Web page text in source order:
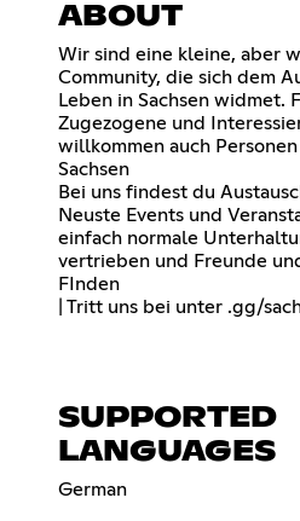
ABOUT
Wir sind eine kleine, aber
Community, die sich dem
Leben in Sachsen widmet.
Zugezogene und
willkommen auch
Sachsen
Bei uns findest du
Neuste Events und
einfach normale
vertrieben und Freunde
FInden
| Tritt uns bei unter .gg/
SUPPORTED
LANGUAGES
German